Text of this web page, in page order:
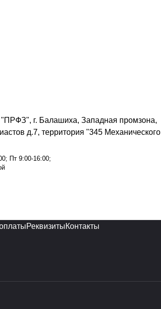
г. Балашиха, Западная промзона,
д.7, территория "345 Механического
Пт 9:00-16:00;
РеквизитыКонтакты